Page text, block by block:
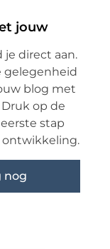
jouw
direct aan.
gelegenheid
blog met
op de
stap
ontwikkeling.
nog